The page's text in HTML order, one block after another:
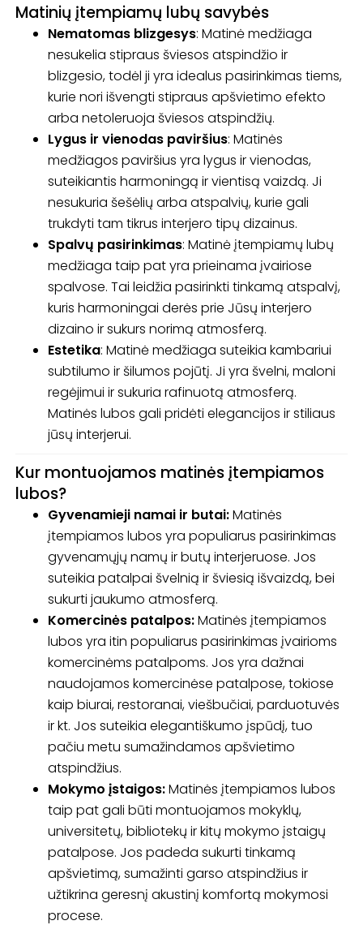
Matinių įtempiamų lubų savybės
Nematomas blizgesys: Matinė medžiaga
nesukelia stipraus šviesos atspindžio ir
blizgesio, todėl ji yra idealus pasirinkimas tiems,
kurie nori išvengti stipraus apšvietimo efekto
arba netoleruoja šviesos atspindžių.
Lygus ir vienodas paviršius: Matinės
medžiagos paviršius yra lygus ir vienodas,
suteikiantis harmoningą ir vientisą vaizdą. Ji
nesukuria šešėlių arba atspalvių, kurie gali
trukdyti tam tikrus interjero tipų dizainus.
Spalvų pasirinkimas: Matinė įtempiamų lubų
medžiaga taip pat yra prieinama įvairiose
spalvose. Tai leidžia pasirinkti tinkamą atspalvį,
kuris harmoningai derės prie Jūsų interjero
dizaino ir sukurs norimą atmosferą.
Estetika: Matinė medžiaga suteikia kambariui
subtilumo ir šilumos pojūtį. Ji yra švelni, maloni
regėjimui ir sukuria rafinuotą atmosferą.
Matinės lubos gali pridėti elegancijos ir stiliaus
jūsų interjerui.
Kur montuojamos matinės įtempiamos
lubos?
Gyvenamieji namai ir butai:Matinės
įtempiamos lubos yra populiarus pasirinkimas
gyvenamųjų namų ir butų interjeruose. Jos
suteikia patalpai švelnią ir šviesią išvaizdą, bei
sukurti jaukumo atmosferą.
Komercinės patalpos:Matinės įtempiamos
lubos yra itin populiarus pasirinkimas įvairioms
komercinėms patalpoms. Jos yra dažnai
naudojamos komercinėse patalpose, tokiose
kaip biurai, restoranai, viešbučiai, parduotuvės
ir kt. Jos suteikia elegantiškumo įspūdį, tuo
pačiu metu sumažindamos apšvietimo
atspindžius.
Mokymo įstaigos:Matinės įtempiamos lubos
taip pat gali būti montuojamos mokyklų,
universitetų, bibliotekų ir kitų mokymo įstaigų
patalpose. Jos padeda sukurti tinkamą
apšvietimą, sumažinti garso atspindžius ir
užtikrina geresnį akustinį komfortą mokymosi
procese.